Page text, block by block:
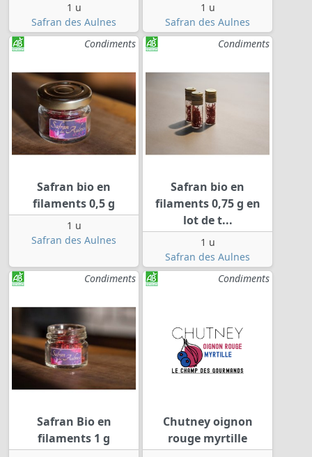
1 u
Safran des Aulnes
1 u
Safran des Aulnes
Condiments
Safran bio en
filaments 0,5 g
1 u
Safran des Aulnes
Condiments
Safran bio en
filaments 0,75 g en
lot de t...
1 u
Safran des Aulnes
Condiments
Safran Bio en
filaments 1 g
Condiments
Chutney oignon
rouge myrtille